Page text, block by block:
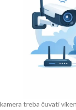
kamera treba čuvati